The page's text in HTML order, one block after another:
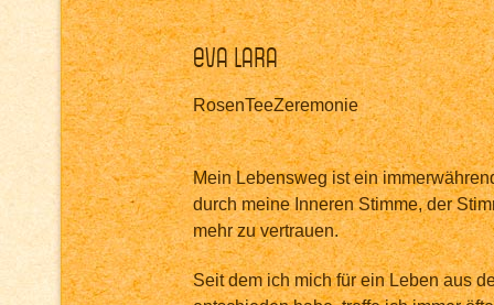
Eva Lara
RosenTeeZeremonie
Mein Lebensweg ist ein
durch meine Inneren Stimme, der
mehr zu vertrauen.
Seit dem ich mich für ein Leben aus